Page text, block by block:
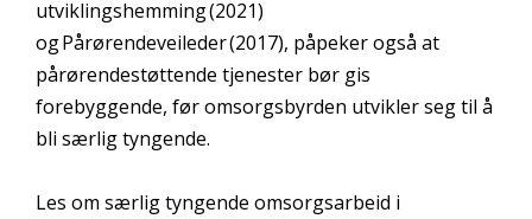
utviklingshemming (2021)
og Pårørendeveileder (2017), påpeker også at
pårørendestøttende tjenester bør gis
forebyggende, før omsorgsbyrden utvikler seg til å
bli særlig tyngende.
Les om særlig tyngende omsorgsarbeid i